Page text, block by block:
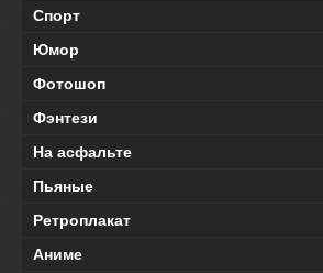
Спорт
Юмор
Фотошоп
Фэнтези
На асфальте
Пьяные
Ретроплакат
Аниме